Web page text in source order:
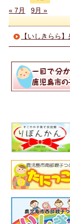
« 7月
9月 »
【いしきらら